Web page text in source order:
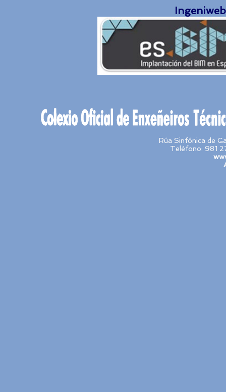
Rúa Sinfónica de
Teléfono: 981